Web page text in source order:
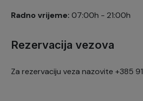
Radno vrijeme: 07:00h - 21:00h
Rezervacija vezova
Za rezervaciju veza nazovite +385